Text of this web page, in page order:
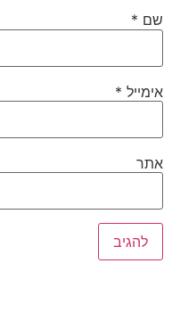
שם *
אימייל *
אתר